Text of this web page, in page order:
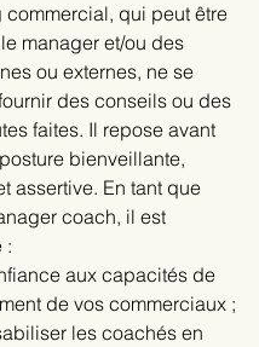
qui peut être
manager et/ou des
ou externes, ne se
des conseils ou des
faites. Il repose avant
bienveillante,
assertive. En tant que
coach, il est
:
aux capacités de
de vos commerciaux ;
les coachés en